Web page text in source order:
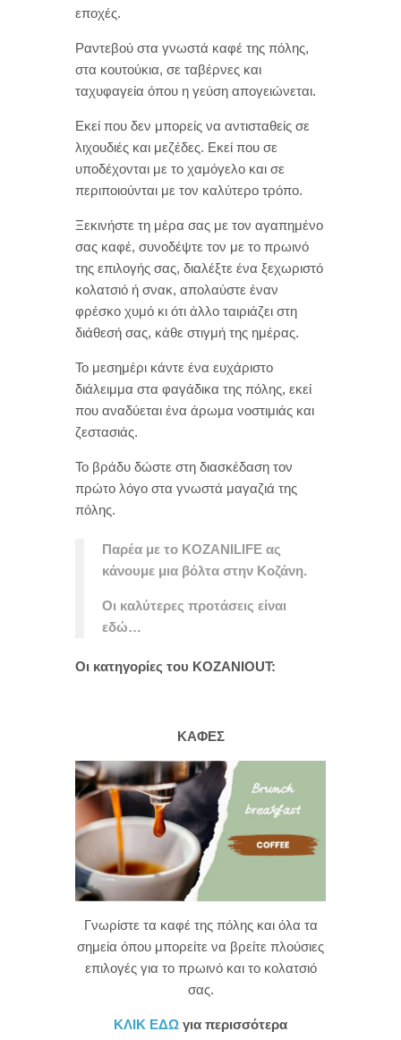
εποχές.
Ραντεβού στα γνωστά καφέ της πόλης,
στα κουτούκια, σε ταβέρνες και
ταχυφαγεία όπου η γεύση απογειώνεται.
Εκεί που δεν μπορείς να αντισταθείς σε
λιχουδιές και μεζέδες. Εκεί που σε
υποδέχονται με το χαμόγελο και σε
περιποιούνται με τον καλύτερο τρόπο.
Ξεκινήστε τη μέρα σας με τον αγαπημένο
σας καφέ, συνοδέψτε τον με το πρωινό
της επιλογής σας, διαλέξτε ένα ξεχωριστό
κολατσιό ή σνακ, απολαύστε έναν
φρέσκο χυμό κι ότι άλλο ταιριάζει στη
διάθεσή σας, κάθε στιγμή της ημέρας.
Το μεσημέρι κάντε ένα ευχάριστο
διάλειμμα στα φαγάδικα της πόλης, εκεί
που αναδύεται ένα άρωμα νοστιμιάς και
ζεστασιάς.
Το βράδυ δώστε στη διασκέδαση τον
πρώτο λόγο στα γνωστά μαγαζιά της
πόλης.
Παρέα με το KOZANILIFE ας
κάνουμε μια βόλτα στην Κοζάνη.
Οι καλύτερες προτάσεις είναι
εδώ…
Οι κατηγορίες του KOZANIOUT:
ΚΑΦΕΣ
Γνωρίστε τα καφέ της πόλης και όλα τα
σημεία όπου μπορείτε να βρείτε πλούσιες
επιλογές για το πρωινό και το κολατσιό
σας.
ΚΛΙΚ ΕΔΩ για περισσότερα